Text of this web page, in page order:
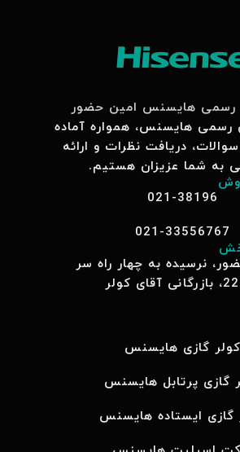
رسمی هایسنس امین حضور
رسمی هایسنس، همواره آماده
دریافت نظرات و ارائه
به شما عزیزان هستیم.
021-38196
021-33556767
نرسیده به چهار راه سر
کولر گازی هایسنس
گازی پرتابل هایسنس
گازی ایستاده هایسنس